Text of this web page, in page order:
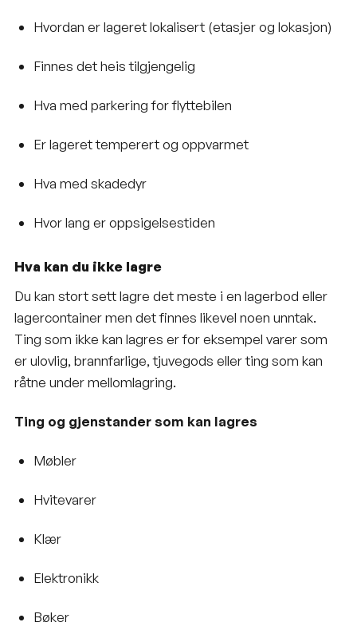
Hvordan er lageret lokalisert (etasjer og lokasjon)
Finnes det heis tilgjengelig
Hva med parkering for flyttebilen
Er lageret temperert og oppvarmet
Hva med skadedyr
Hvor lang er oppsigelsestiden
Hva kan du ikke lagre
Du kan stort sett lagre det meste i en lagerbod eller
lagercontainer men det finnes likevel noen unntak.
Ting som ikke kan lagres er for eksempel varer som
er ulovlig, brannfarlige, tjuvegods eller ting som kan
råtne under mellomlagring.
Ting og gjenstander som kan lagres
Møbler
Hvitevarer
Klær
Elektronikk
Bøker